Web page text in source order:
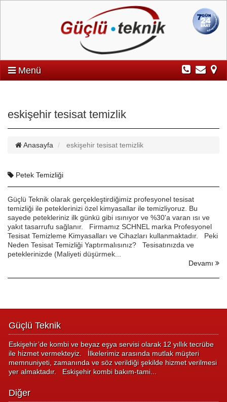
Menü
eskişehir tesisat temizlik
Anasayfa eskişehir tesisat temizlik
Petek Temizliği
Güçlü Teknik olarak gerçekleştirdiğimiz profesyonel tesisat
temizliği ile peteklerinizi özel kimyasallar ile temizliyoruz. Bu
sayede petekleriniz ilk günkü gibi ısınıyor ve %30'a varan ısı ve
yakıt tasarrufu sağlanır. Firmamız SCHNEL marka Profesyonel
Tesisat Temizleme Kimyasalları ve Cihazları kullanmaktadır. Peki
Neden Tesisat Temizliği Yaptırmalısınız? Tesisatınızda ve
peteklerinizde (Maliyeti düşürmek...
Devamı
Güçlü Teknik
Eskişehir’de kombi ve beyaz eşya servisi olarak 12 yıllık tecrübe
ile hizmet vermekteyiz. İlkelerimiz arasında mutlak müşteri
memnuniyeti, zamanında ve söz verildiği şekilde hizmet verilmesi
yer almaktadır. Eskişehir kombi bakım-tami...
Diğer